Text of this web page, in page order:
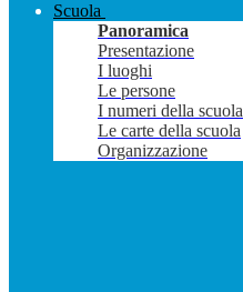
Scuola
Panoramica
Presentazione
I luoghi
Le persone
I numeri della scuola
Le carte della scuola
Organizzazione